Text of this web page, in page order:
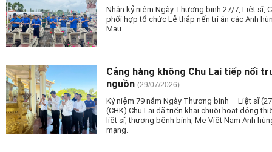
Nhân kỷ niệm Ngày Thương binh 27/7, Liệt sĩ,
phối hợp tổ chức Lễ thắp nến tri ân các Anh
Mau.
Cảng hàng không Chu Lai tiếp nối
nguồn (29/07/2026)
Kỷ niệm 79 năm Ngày Thương binh – Liệt sĩ
(CHK) Chu Lai đã triển khai chuỗi hoạt động
liệt sĩ, thương bệnh binh, Mẹ Việt Nam Anh
mạng.